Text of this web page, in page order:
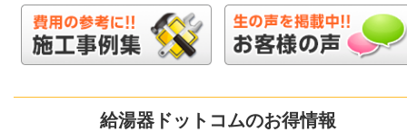
給湯器ドットコムのお得情報